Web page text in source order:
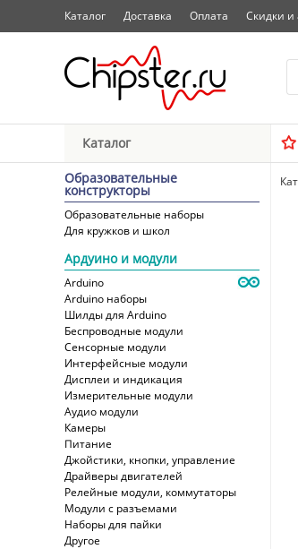
Начните
Каталог Доставка Оплата Скидки и
Каталог
Образовательные
конструкторы
Образовательные наборы
Для кружков и школ
Ардуино и модули
Arduino
Arduino наборы
Шилды для Arduino
Беспроводные модули
Сенсорные модули
Интерфейсные модули
Дисплеи и индикация
Измерительные модули
Аудио модули
Камеры
Питание
Джойстики, кнопки, управление
Драйверы двигателей
Релейные модули, коммутаторы
Модули с разъемами
Наборы для пайки
Другое